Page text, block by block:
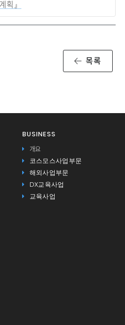
획』
목록
BUSINESS
개요
코스모스사업부문
해외사업부문
DX교육사업
교육사업